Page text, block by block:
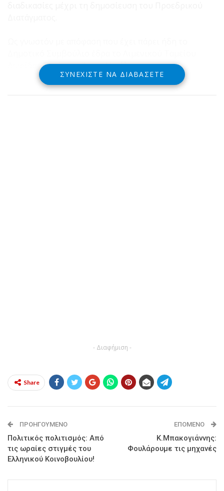
Δωρίδας θα είναι ο Άγιος Νικόλαος.
ΣΥΝΕΧΊΣΤΕ ΝΑ ΔΙΑΒΆΣΕΤΕ
- Διαφήμιση -
Share
ΠΡΟΗΓΟΎΜΕΝΟ
Πολιτικός πολιτισμός: Από
τις ωραίες στιγμές του
Ελληνικού Κοινοβουλίου!
ΕΠΌΜΕΝΟ
Κ.Μπακογιάννης:
Φουλάρουμε τις μηχανές